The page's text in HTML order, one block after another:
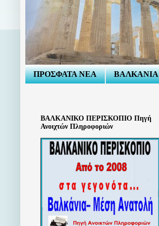
ΠΡΟΣΦΑΤΑ ΝΕΑ ΒΑΛΚΑΝΙΑ
ΒΑΛΚΑΝΙΚΟ ΠΕΡΙΣΚΟΠΙΟ Πηγή
Ανοιχτών Πληροφοριών